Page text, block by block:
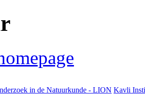
in de Natuurkunde - LION Kavli